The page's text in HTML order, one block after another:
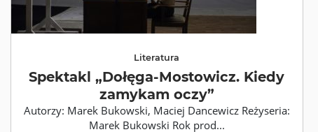
Literatura
Spektakl „Dołęga-Mostowicz. Kiedy
zamykam oczy”
Autorzy: Marek Bukowski, Maciej Dancewicz Reżyseria:
Marek Bukowski Rok prod...